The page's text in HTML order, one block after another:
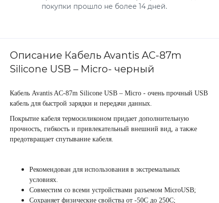
покупки прошло не более 14 дней.
Описание Кабель Avantis AC-87m
Silicone USB – Micro- черный
Кабель Avantis AC-87m Silicone USB – Micro - очень прочный USB
кабель для быстрой зарядки и передачи данных.
Покрытие кабеля термосиликоном придает дополнительную
прочность, гибкость и привлекательный внешний вид, а также
предотвращает спутывание кабеля.
Рекомендован для использования в экстремальных
условиях.
Совместим со всеми устройствами разъемом MicroUSB;
Сохраняет физические свойства от -50С до 250С;